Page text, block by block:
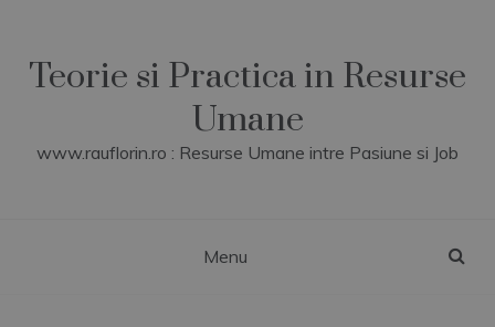
contentTeorie si Practica in Resurse
Umane
www.rauflorin.ro : Resurse Umane intre Pasiune si Job
Menu